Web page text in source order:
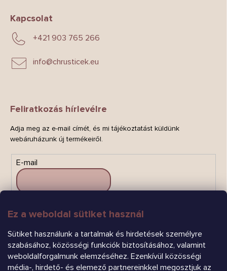
Ez a weboldal sütiket használ
Sütiket használunk a tartalmak és hirdetések személyre
szabásához, közösségi funkciók biztosításához, valamint
weboldalforgalmunk elemzéséhez. Ezenkívül közösségi
média-, hirdető- és elemező partnereinkkel megosztjuk az
Kapcsolat
info@chrusticek.eu
+421 903 765 266
Feliratkozás hírlevélre
Adja meg az e-mail címét, és mi tájékoztatást küldünk
webáruházunk új termékeiről.
E-mail
FELIRATKOZÁS